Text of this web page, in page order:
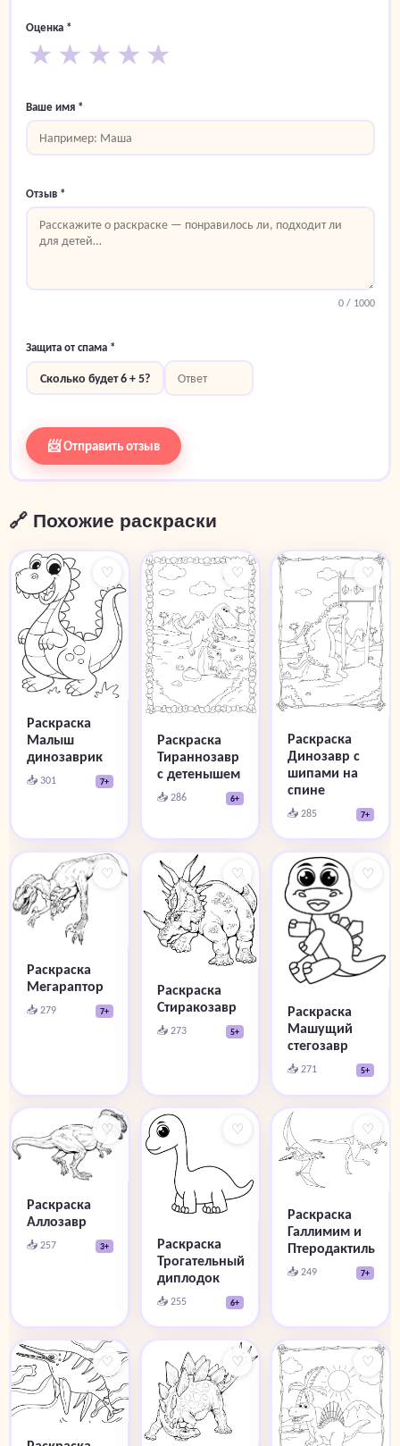
Оценка *
★ ★ ★ ★ ★
Ваше имя *
Отзыв *
0/ 1000
Защита от спама *
Сколько будет 6 + 5?
📨 Отправить отзыв
🔗 Похожие раскраски
♡
Раскраска
Малыш
динозаврик
📥 301 7+
♡
Раскраска
Тираннозавр
с детенышем
📥 286 6+
♡
Раскраска
Динозавр с
шипами на
спине
📥 285 7+
♡
Раскраска
Мегараптор
📥 279 7+
♡
Раскраска
Стиракозавр
📥 273 5+
♡
Раскраска
Машущий
стегозавр
📥 271 5+
♡
Раскраска
Аллозавр
📥 257 3+
♡
Раскраска
Трогательный
диплодок
📥 255 6+
♡
Раскраска
Галлимим и
Птеродактиль
📥 249 7+
♡ ♡ ♡